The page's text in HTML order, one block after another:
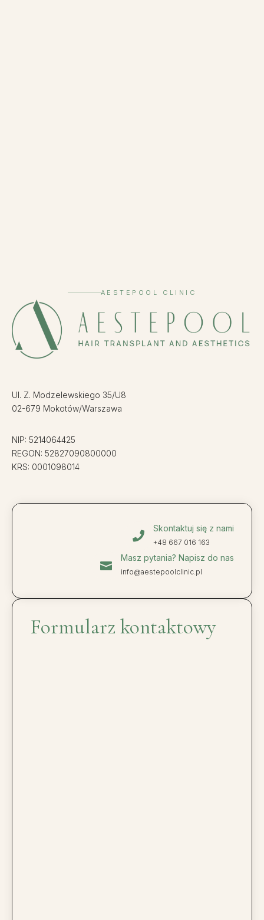
AESTEPOOL CLINIC
Ul. Z. Modzelewskiego 35/U8
02-679 Mokotów/Warszawa
NIP: 5214064425
REGON: 52827090800000
KRS: 0001098014
Skontaktuj się z nami
+48 667 016 163

Masz pytania? Napisz do nas
info@aestepoolclinic.pl

Formularz kontaktowy